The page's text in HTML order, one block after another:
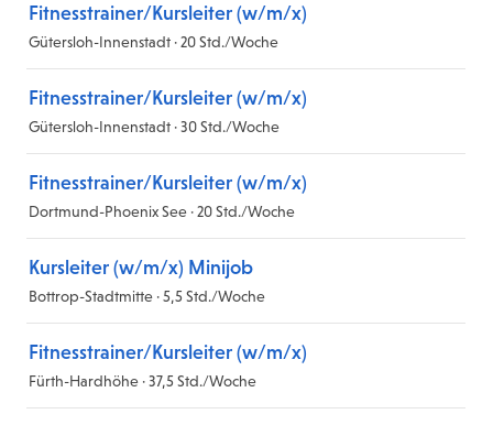
Fitnesstrainer/Kursleiter (w/m/x)
Gütersloh-Innenstadt · 20 Std./Woche
Fitnesstrainer/Kursleiter (w/m/x)
Gütersloh-Innenstadt · 30 Std./Woche
Fitnesstrainer/Kursleiter (w/m/x)
Dortmund-Phoenix See · 20 Std./Woche
Kursleiter (w/m/x) Minijob
Bottrop-Stadtmitte · 5,5 Std./Woche
Fitnesstrainer/Kursleiter (w/m/x)
Fürth-Hardhöhe · 37,5 Std./Woche